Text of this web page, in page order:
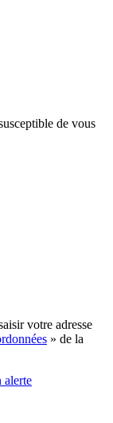
de vous
votre adresse
» de la